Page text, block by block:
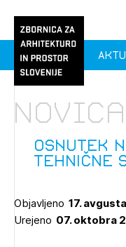
Članstvo
Praksa
O ZAPS
1/1
Osnutek
TEHNIČNE
Novica
Objavljeno 17.
Urejeno 07. oktobra
1/2
Prijava na
Novičnike. Označite
Novičnike vam bomo